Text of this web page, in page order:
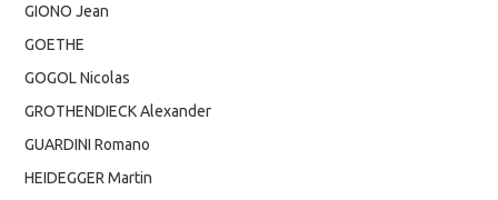
GIONO Jean
GOETHE
GOGOL Nicolas
GROTHENDIECK Alexander
GUARDINI Romano
HEIDEGGER Martin